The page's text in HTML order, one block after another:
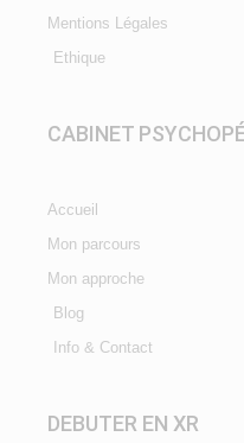
Mentions Légales
Ethique
CABINET
Accueil
Mon parcours
Mon approche
Blog
Info & Contact
DEBUTER EN XR